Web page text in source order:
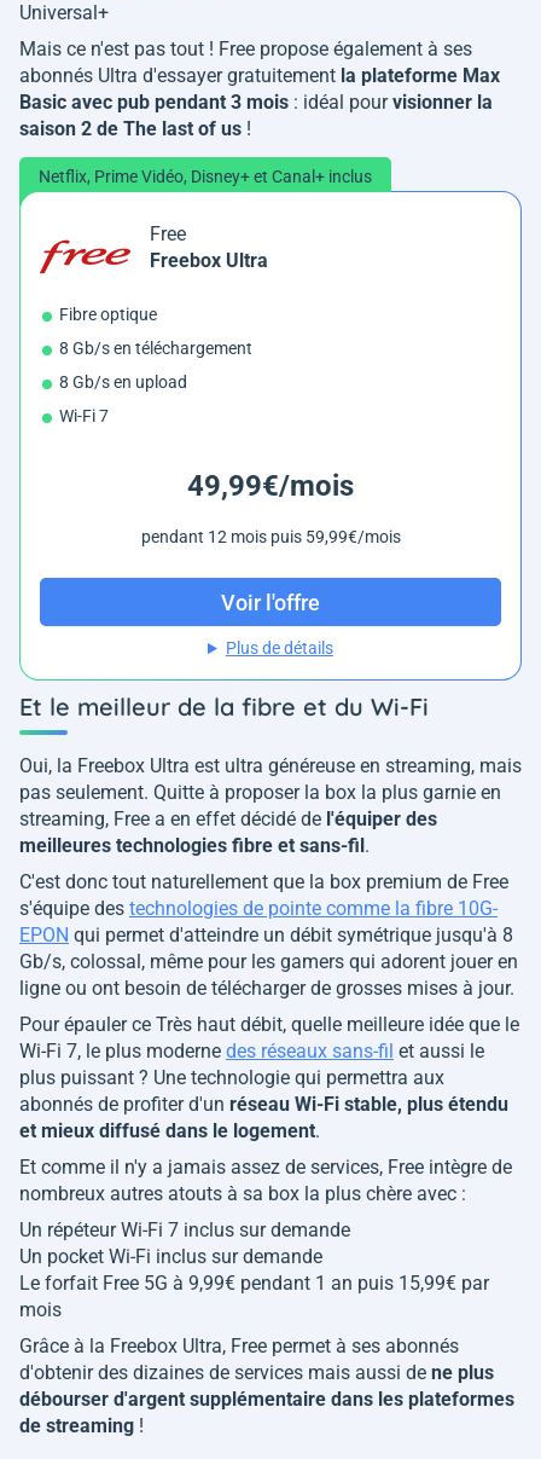
Universal+
Mais ce n'est pas tout ! Free propose également à ses
abonnés Ultra d'essayer gratuitement la plateforme Max
Basic avec pub pendant 3 mois : idéal pourvisionner la
saison 2 de The last of us !
Netflix, Prime Vidéo, Disney+ et Canal+ inclus
Free
Freebox Ultra
Fibre optique
8 Gb/s en téléchargement
8 Gb/s en upload
Wi-Fi 7
49,99€/mois
pendant 12 mois puis 59,99€/mois
Voir l'offre
Plus de détails
Et le meilleur de la fibre et du Wi-Fi
Oui, la Freebox Ultra est ultra généreuse en streaming, mais
pas seulement. Quitte à proposer la box la plus garnie en
streaming, Free a en effet décidé de l'équiper des
meilleures technologies fibre et sans-fil .
C'est donc tout naturellement que la box premium de Free
s'équipe des technologies de pointe comme la fibre 10G-
EPON qui permet d'atteindre un débit symétrique jusqu'à 8
Gb/s, colossal, même pour les gamers qui adorent jouer en
ligne ou ont besoin de télécharger de grosses mises à jour.
Pour épauler ce Très haut débit, quelle meilleure idée que le
Wi-Fi 7, le plus moderne des réseaux sans-fil et aussi le
plus puissant ? Une technologie qui permettra aux
abonnés de profiter d'un réseau Wi-Fi stable, plus étendu
et mieux diffusé dans le logement.
Et comme il n'y a jamais assez de services, Free intègre de
nombreux autres atouts à sa box la plus chère avec :
Un répéteur Wi-Fi 7 inclus sur demande
Un pocket Wi-Fi inclus sur demande
Le forfait Free 5G à 9,99€ pendant 1 an puis 15,99€ par
mois
Grâce à la Freebox Ultra, Free permet à ses abonnés
d'obtenir des dizaines de services mais aussi de ne plus
débourser d'argent supplémentaire dans les plateformes
de streaming !